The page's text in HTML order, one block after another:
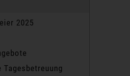
2025
Tagesbetreuung